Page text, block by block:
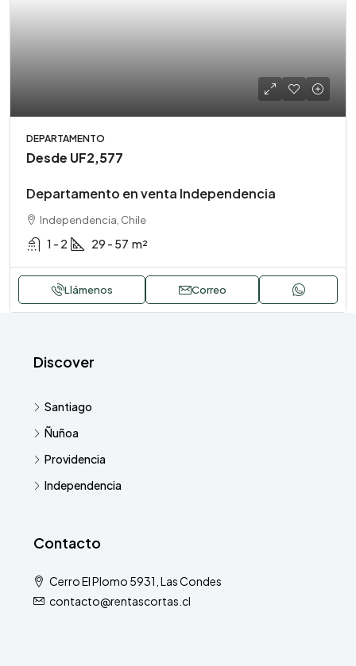
DEPARTAMENTO
Desde UF2,577
Departamento en venta Independencia
Independencia, Chile
1 - 2 29 - 57 m²
Llámenos Correo
Discover
Santiago
Ñuñoa
Providencia
Independencia
Contacto
Cerro El Plomo 5931, Las Condes
contacto@rentascortas.cl